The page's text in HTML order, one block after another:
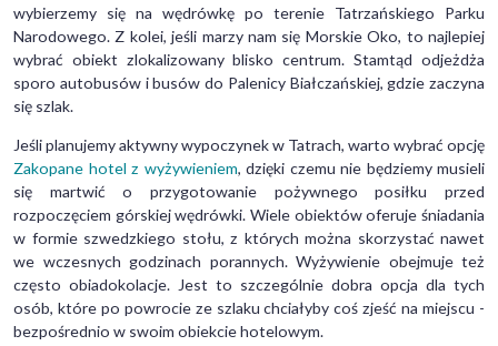
wybierzemy się na wędrówkę po terenie Tatrzańskiego Parku
Narodowego. Z kolei, jeśli marzy nam się Morskie Oko, to najlepiej
wybrać obiekt zlokalizowany blisko centrum. Stamtąd odjeżdża
sporo autobusów i busów do Palenicy Białczańskiej, gdzie zaczyna
się szlak.
Jeśli planujemy aktywny wypoczynek w Tatrach, warto wybrać opcję
Zakopane hotel z wyżywieniem, dzięki czemu nie będziemy musieli
się martwić o przygotowanie pożywnego posiłku przed
rozpoczęciem górskiej wędrówki. Wiele obiektów oferuje śniadania
w formie szwedzkiego stołu, z których można skorzystać nawet
we wczesnych godzinach porannych. Wyżywienie obejmuje też
często obiadokolacje. Jest to szczególnie dobra opcja dla tych
osób, które po powrocie ze szlaku chciałyby coś zjeść na miejscu -
bezpośrednio w swoim obiekcie hotelowym.